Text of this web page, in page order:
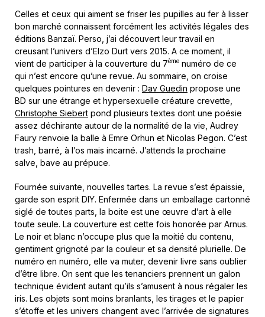
Celles et ceux qui aiment se friser les pupilles au fer à lisser
bon marché connaissent forcément les activités légales des
éditions Banzaï. Perso, j’ai découvert leur travail en
creusant l’univers d’Elzo Durt vers 2015. A ce moment, il
vient de participer à la couverture du 7ème numéro de ce
qui n’est encore qu’une revue. Au sommaire, on croise
quelques pointures en devenir : Dav Guedin propose une
BD sur une étrange et hypersexuelle créature crevette,
Christophe Siebert pond plusieurs textes dont une poésie
assez déchirante autour de la normalité de la vie, Audrey
Faury renvoie la balle à Emre Orhun et Nicolas Pegon. C’est
trash, barré, à l’os mais incarné. J’attends la prochaine
salve, bave au prépuce.
Fournée suivante, nouvelles tartes. La revue s’est épaissie,
garde son esprit DIY. Enfermée dans un emballage cartonné
siglé de toutes parts, la boite est une œuvre d’art à elle
toute seule. La couverture est cette fois honorée par Arnus.
Le noir et blanc n’occupe plus que la moitié du contenu,
gentiment grignoté par la couleur et sa densité plurielle. De
numéro en numéro, elle va muter, devenir livre sans oublier
d’être libre. On sent que les tenanciers prennent un galon
technique évident autant qu’ils s’amusent à nous régaler les
iris. Les objets sont moins branlants, les tirages et le papier
s’étoffe et les univers changent avec l’arrivée de signatures